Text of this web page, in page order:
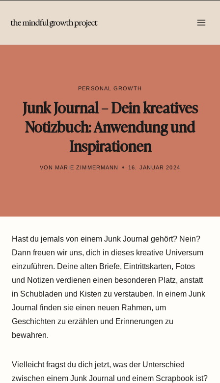
Inhalt
PERSONAL GROWTH
Junk Journal – Dein kreatives
Notizbuch: Anwendung und
Inspirationen
VON MARIE ZIMMERMANN 16. JANUAR 2024
Hast du jemals von einem Junk Journal gehört? Nein?
Dann freuen wir uns, dich in dieses kreative Universum
einzuführen. Deine alten Briefe, Eintrittskarten, Fotos
und Notizen verdienen einen besonderen Platz, anstatt
in Schubladen und Kisten zu verstauben. In einem Junk
Journal finden sie einen neuen Rahmen, um
Geschichten zu erzählen und Erinnerungen zu
bewahren.
Vielleicht fragst du dich jetzt, was der Unterschied
zwischen einem Junk Journal und einem Scrapbook ist?